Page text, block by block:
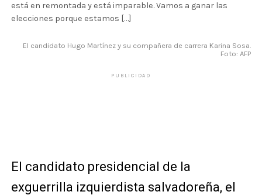
está en remontada y está imparable. Vamos a ganar las
elecciones porque estamos […]
El candidato Hugo Martínez y su compañera de carrera Karina Sosa.
Foto: AFP
PUBLICIDAD
El candidato presidencial de la
exguerrilla izquierdista salvadoreña, el